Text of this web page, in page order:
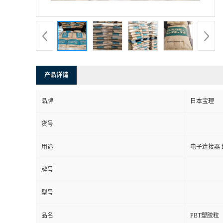
产品详请
品牌 日本宝理
货号
用途 电子连接器
牌号
型号
品名 PBT塑胶粒